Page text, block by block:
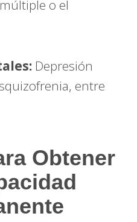
o el
Depresión
entre
Obtener